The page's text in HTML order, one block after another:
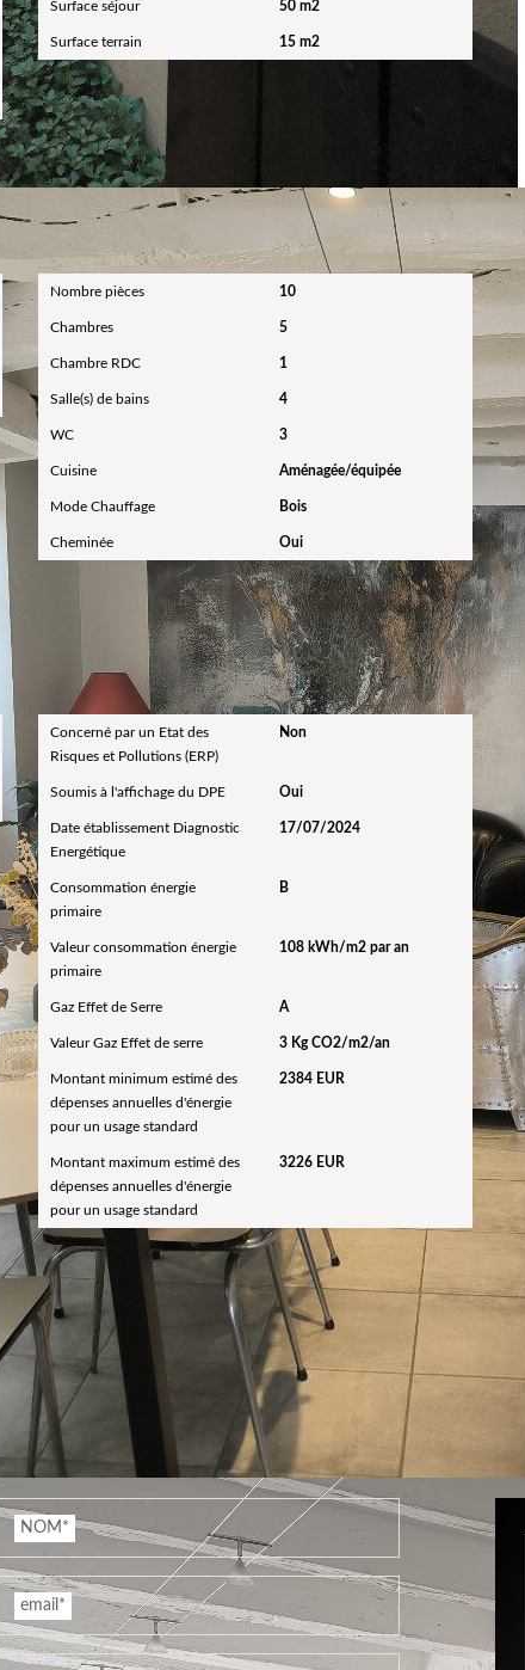
Surface séjour 50 m2
Surface terrain 15 m2
Nombre pièces 10
Chambres 5
Chambre RDC 1
Salle(s) de bains 4
WC 3
Cuisine Aménagée/équipée
Mode Chauffage Bois
Cheminée Oui
Diagnostics
Concerné par un Etat des
Risques et Pollutions (ERP)
Non
Soumis à l'affichage du DPE Oui
Date établissement Diagnostic
Energétique
17/07/2024
Consommation énergie
primaire
B
Valeur consommation énergie
primaire
108 kWh/m2 par an
Gaz Effet de Serre A
Valeur Gaz Effet de serre 3 Kg CO2/m2/an
Montant minimum estimé des
dépenses annuelles d'énergie
pour un usage standard
2384 EUR
Montant maximum estimé des
dépenses annuelles d'énergie
pour un usage standard
3226 EUR
NOM*
email*